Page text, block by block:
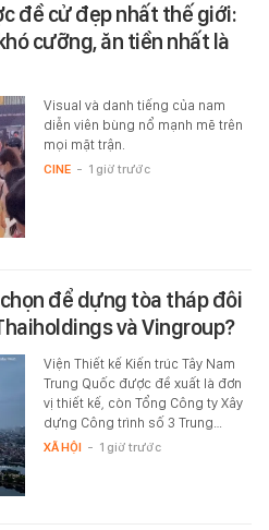
đề cử đẹp nhất thế giới:
cưỡng, ăn tiền nhất là
Visual và danh tiếng của nam
diễn viên bùng nổ mạnh mẽ trên
mọi mặt trận.
CINE - 1 giờ trước
để dựng tòa tháp đôi
và Vingroup?
Viện Thiết kế Kiến trúc Tây Nam
Trung Quốc được đề xuất là đơn
vị thiết kế, còn Tổng Công ty Xây
dựng Công trình số 3 Trung…
XÃ HỘI - 1 giờ trước